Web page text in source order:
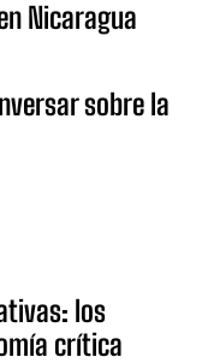
Nicaragua
sobre la
los
crítica